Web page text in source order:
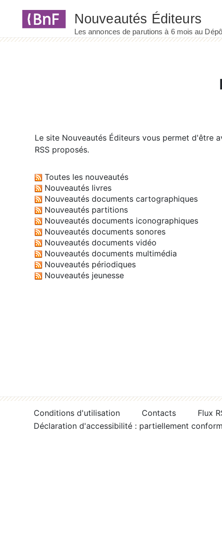
Le site Nouveautés Éditeurs vous permet d'être
RSS proposés.
Toutes les nouveautés
Nouveautés livres
Nouveautés documents cartographiques
Nouveautés partitions
Nouveautés documents iconographiques
Nouveautés documents sonores
Nouveautés documents vidéo
Nouveautés documents multimédia
Nouveautés périodiques
Nouveautés jeunesse
Conditions d'utilisation Contacts
Flux
Déclaration d'accessibilité : partiellement